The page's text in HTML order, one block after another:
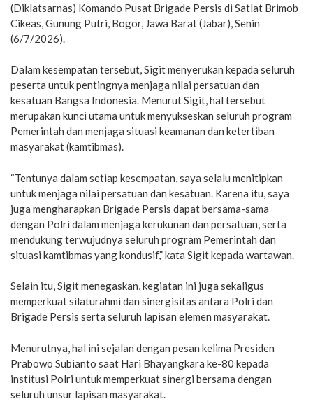
(Diklatsarnas) Komando Pusat Brigade Persis di Satlat Brimob
Cikeas, Gunung Putri, Bogor, Jawa Barat (Jabar), Senin
(6/7/2026).
Dalam kesempatan tersebut, Sigit menyerukan kepada seluruh
peserta untuk pentingnya menjaga nilai persatuan dan
kesatuan Bangsa Indonesia. Menurut Sigit, hal tersebut
merupakan kunci utama untuk menyukseskan seluruh program
Pemerintah dan menjaga situasi keamanan dan ketertiban
masyarakat (kamtibmas).
“Tentunya dalam setiap kesempatan, saya selalu menitipkan
untuk menjaga nilai persatuan dan kesatuan. Karena itu, saya
juga mengharapkan Brigade Persis dapat bersama-sama
dengan Polri dalam menjaga kerukunan dan persatuan, serta
mendukung terwujudnya seluruh program Pemerintah dan
situasi kamtibmas yang kondusif,” kata Sigit kepada wartawan.
Selain itu, Sigit menegaskan, kegiatan ini juga sekaligus
memperkuat silaturahmi dan sinergisitas antara Polri dan
Brigade Persis serta seluruh lapisan elemen masyarakat.
Menurutnya, hal ini sejalan dengan pesan kelima Presiden
Prabowo Subianto saat Hari Bhayangkara ke-80 kepada
institusi Polri untuk memperkuat sinergi bersama dengan
seluruh unsur lapisan masyarakat.